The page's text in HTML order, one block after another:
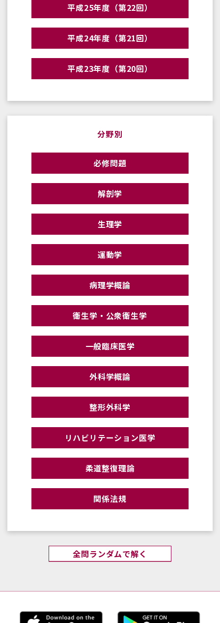
平成25年度（第22回）
平成24年度（第21回）
平成23年度（第20回）
分野別
必修問題
解剖学
生理学
運動学
病理学概論
衛生学・公衆衛生学
一般臨床医学
外科学概論
整形外科学
リハビリテーション医学
柔道整復理論
関係法規
全問ランダムで解く